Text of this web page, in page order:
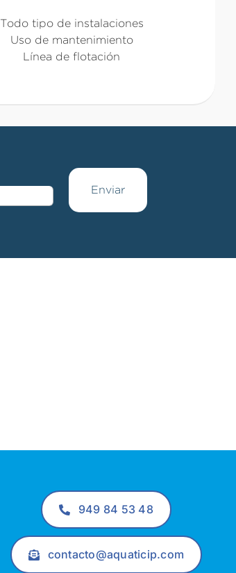
Todo tipo de instalaciones
Uso de mantenimiento
Línea de flotación
Enviar
949 84 53 48
contacto@aquaticip.com